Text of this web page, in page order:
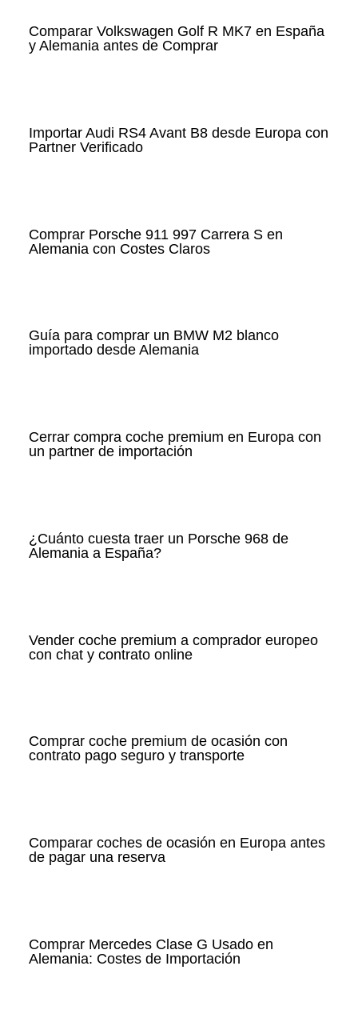
Comparar Volkswagen Golf R MK7 en España
y Alemania antes de Comprar
Importar Audi RS4 Avant B8 desde Europa con
Partner Verificado
Comprar Porsche 911 997 Carrera S en
Alemania con Costes Claros
Guía para comprar un BMW M2 blanco
importado desde Alemania
Cerrar compra coche premium en Europa con
un partner de importación
¿Cuánto cuesta traer un Porsche 968 de
Alemania a España?
Vender coche premium a comprador europeo
con chat y contrato online
Comprar coche premium de ocasión con
contrato pago seguro y transporte
Comparar coches de ocasión en Europa antes
de pagar una reserva
Comprar Mercedes Clase G Usado en
Alemania: Costes de Importación